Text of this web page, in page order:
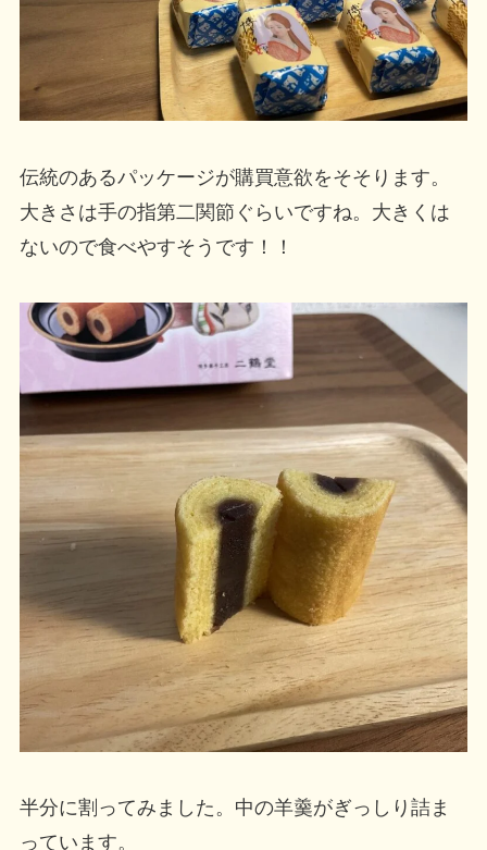
伝統のあるパッケージが購買意欲をそそります。
大きさは手の指第二関節ぐらいですね。大きくは
ないので食べやすそうです！！
半分に割ってみました。中の羊羹がぎっしり詰ま
っています。